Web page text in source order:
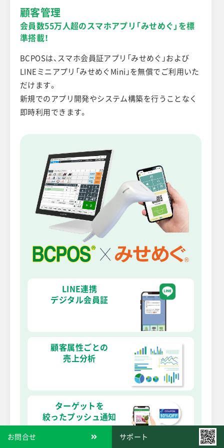
お問合せ サポート
顧客管理
会員数55万人超のスマホアプリ「みせめぐ」を標
準搭載！
BCPOSは、スマホ会員証アプリ「みせめぐ」および
LINEミニアプリ「みせめぐMini」を無償でご利用いた
だけます。
新規でのアプリ開発やシステム構築を行うことなく
即時利用できます。
LINE連携
デジタル会員証
顧客属性ごとの
売上分析
ターゲットを
絞ったプッシュ通知